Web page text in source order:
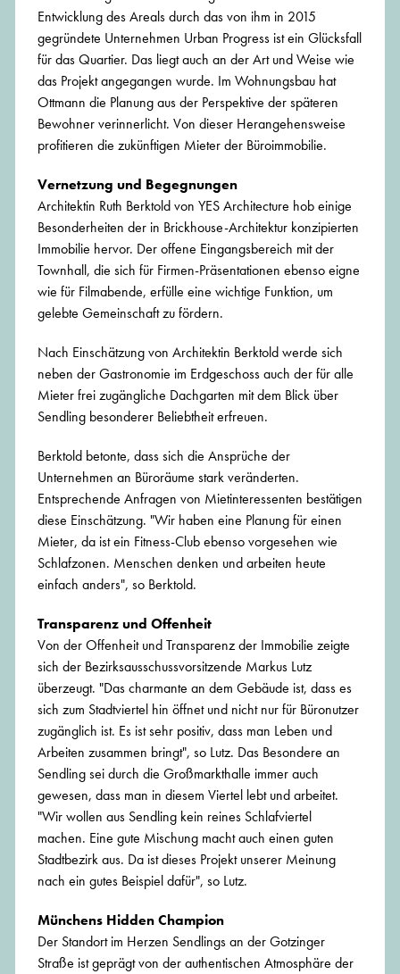
Entwicklung des Areals durch das von ihm in 2015
gegründete Unternehmen Urban Progress ist ein Glücksfall
für das Quartier. Das liegt auch an der Art und Weise wie
das Projekt angegangen wurde. Im Wohnungsbau hat
Ottmann die Planung aus der Perspektive der späteren
Bewohner verinnerlicht. Von dieser Herangehensweise
profitieren die zukünftigen Mieter der Büroimmobilie.
Vernetzung und Begegnungen
Architektin Ruth Berktold von YES Architecture hob einige
Besonderheiten der in Brickhouse-Architektur konzipierten
Immobilie hervor. Der offene Eingangsbereich mit der
Townhall, die sich für Firmen-Präsentationen ebenso eigne
wie für Filmabende, erfülle eine wichtige Funktion, um
gelebte Gemeinschaft zu fördern.
Nach Einschätzung von Architektin Berktold werde sich
neben der Gastronomie im Erdgeschoss auch der für alle
Mieter frei zugängliche Dachgarten mit dem Blick über
Sendling besonderer Beliebtheit erfreuen.
Berktold betonte, dass sich die Ansprüche der
Unternehmen an Büroräume stark veränderten.
Entsprechende Anfragen von Mietinteressenten bestätigen
diese Einschätzung. "Wir haben eine Planung für einen
Mieter, da ist ein Fitness-Club ebenso vorgesehen wie
Schlafzonen. Menschen denken und arbeiten heute
einfach anders", so Berktold.
Transparenz und Offenheit
Von der Offenheit und Transparenz der Immobilie zeigte
sich der Bezirksausschussvorsitzende Markus Lutz
überzeugt. "Das charmante an dem Gebäude ist, dass es
sich zum Stadtviertel hin öffnet und nicht nur für Büronutzer
zugänglich ist. Es ist sehr positiv, dass man Leben und
Arbeiten zusammen bringt", so Lutz. Das Besondere an
Sendling sei durch die Großmarkthalle immer auch
gewesen, dass man in diesem Viertel lebt und arbeitet.
"Wir wollen aus Sendling kein reines Schlafviertel
machen. Eine gute Mischung macht auch einen guten
Stadtbezirk aus. Da ist dieses Projekt unserer Meinung
nach ein gutes Beispiel dafür", so Lutz.
Münchens Hidden Champion
Der Standort im Herzen Sendlings an der Gotzinger
Straße ist geprägt von der authentischen Atmosphäre der